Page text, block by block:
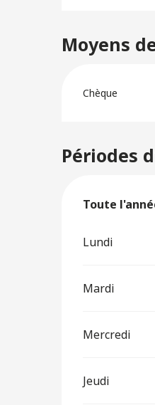
Moyens
Chèque
Périodes
Toute
Toute
Lundi
Mardi
Mercredi
Jeudi